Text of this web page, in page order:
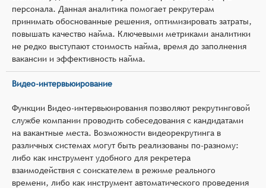
персонала. Данная аналитика помогает рекрутерам
принимать обоснованные решения, оптимизировать затраты,
повышать качество найма. Ключевыми метриками аналитики
не редко выступают стоимость найма, время до заполнения
вакансии и эффективность найма.
Видео-интервьюирование
Функции Видео-интервьюирования позволяют рекрутинговой
службе компании проводить собеседования с кандидатами
на вакантные места. Возможности видеорекрутинга в
различных системах могут быть реализованы по-разному:
либо как инструмент удобного для рекретера
взаимодействия с соискателем в режиме реального
времени, либо как инструмент автоматического проведения